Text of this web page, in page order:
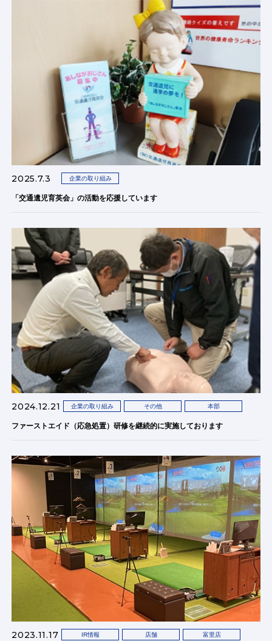
2025.7.3 企業の取り組み
「交通遺児育英会」の活動を応援しています
2024.12.21 企業の取り組み その他 本部
ファーストエイド（応急処置）研修を継続的に実施しております
2023.11.17 IR情報 店舗 富里店